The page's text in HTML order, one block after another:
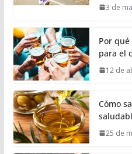
3 de
Por
para el
12 de
Cómo
25 de